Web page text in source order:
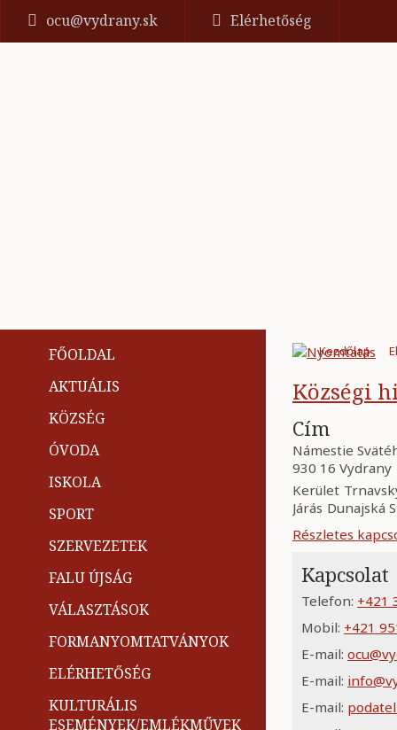
ocu@vydrany.sk Elérhetőség
FŐOLDAL
AKTUÁLIS
KÖZSÉG
ÓVODA
ISKOLA
SPORT
SZERVEZETEK
FALU ÚJSÁG
VÁLASZTÁSOK
FORMANYOMTATVÁNYOK
ELÉRHETŐSÉG
KULTURÁLIS
ESEMÉNYEK/EMLÉKMŰVEK
Kezdőlap
Községi
Cím
Námestie
930 16 Vydrany
Kerület
Járás Dunajská
Részletes
Kapcsolat
Telefon: +421
Mobil: +421
E-mail:
E-mail:
E-mail: